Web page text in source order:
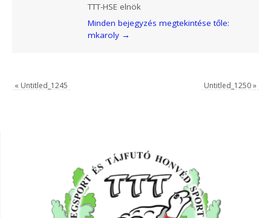
TTT-HSE elnök
Minden bejegyzés megtekintése tőle:
mkaroly →
« Untitled_1245 Untitled_1250»